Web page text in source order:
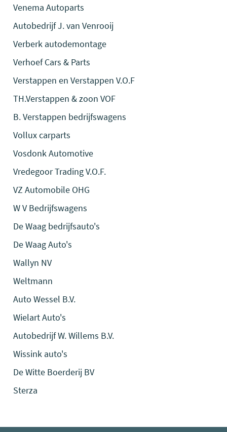
Venema Autoparts
Autobedrijf J. van Venrooij
Verberk autodemontage
Verhoef Cars & Parts
Verstappen en Verstappen V.O.F
TH.Verstappen & zoon VOF
B. Verstappen bedrijfswagens
Vollux carparts
Vosdonk Automotive
Vredegoor Trading V.O.F.
VZ Automobile OHG
W V Bedrijfswagens
De Waag bedrijfsauto's
De Waag Auto's
Wallyn NV
Weltmann
Auto Wessel B.V.
Wielart Auto's
Autobedrijf W. Willems B.V.
Wissink auto's
De Witte Boerderij BV
Sterza